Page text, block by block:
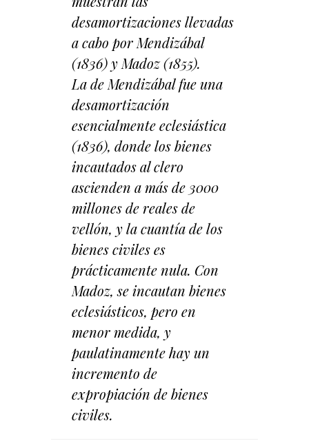
desamortizaciones llevadas
a cabo por Mendizábal
(1836) y Madoz (1855).
La de Mendizábal fue una
desamortización
esencialmente eclesiástica
(1836), donde los bienes
incautados al clero
ascienden a más de 3000
millones de reales de
vellón, y la cuantía de los
bienes civiles es
prácticamente nula. Con
Madoz, se incautan bienes
eclesiásticos, pero en
menor medida, y
paulatinamente hay un
incremento de
expropiación de bienes
civiles.